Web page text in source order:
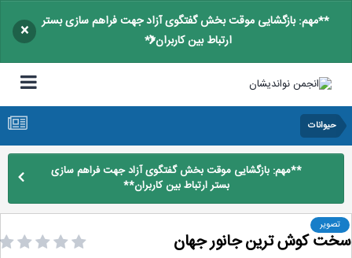
**مهم: بازگشایی موقت بخش گفتگوی آزاد جهت فراهم سازی بستر
ارتباط بین کاربران**
×
حیوانات
**مهم: بازگشایی موقت بخش گفتگوی آزاد جهت فراهم سازی
بستر ارتباط بین کاربران**
تصویر
کوش ترین جانور جهان